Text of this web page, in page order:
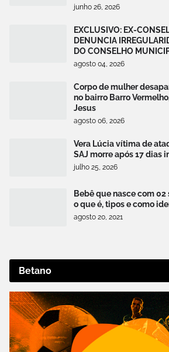
junho 26, 2026
EXCLUSIVO: EX-
DENUNCIA
DO CONSELHO
agosto 04, 2026
Corpo de mulher
no bairro Barro
Jesus
agosto 06, 2026
Vera Lúcia vítima de
SAJ morre após 17 dias
julho 25, 2026
Bebê que nasce com
o que é, tipos e como
agosto 20, 2021
Betano